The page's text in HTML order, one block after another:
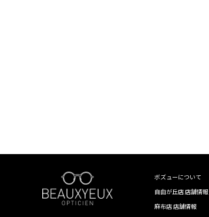
41mm〜45mm
46mm〜50mm
51mm〜55mm
ボズューについて
自由が丘店 店舗情報
麻布店 店舗情報